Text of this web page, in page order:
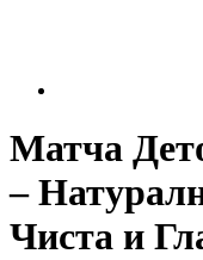
Матча
–
Чиста и